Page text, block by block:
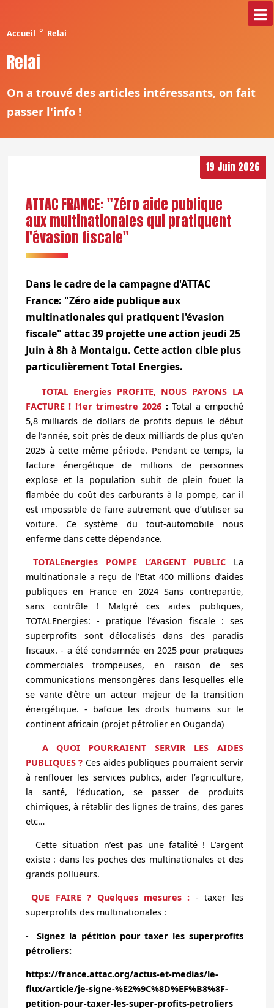
Accueil ° Relai
Relai
On a trouvé des articles intéressants, on fait
passer l'info !
19 Juin 2026
ATTAC FRANCE: "Zéro aide publique
aux multinationales qui pratiquent
l'évasion fiscale"
Dans le cadre de la campagne d'ATTAC
France: "Zéro aide publique aux
multinationales qui pratiquent l'évasion
fiscale" attac 39 projette une action jeudi 25
Juin à 8h à Montaigu. Cette action cible plus
particulièrement Total Energies.
TOTAL Energies PROFITE, NOUS PAYONS LA
FACTURE ! !1er trimestre 2026 : Total a empoché
5,8 milliards de dollars de profits depuis le début
de l’année, soit près de deux milliards de plus qu’en
2025 à cette même période. Pendant ce temps, la
facture énergétique de millions de personnes
explose et la population subit de plein fouet la
flambée du coût des carburants à la pompe, car il
est impossible de faire autrement que d’utiliser sa
voiture. Ce système du tout-automobile nous
enferme dans cette dépendance.
TOTALEnergies POMPE L’ARGENT PUBLIC La
multinationale a reçu de l’Etat 400 millions d’aides
publiques en France en 2024 Sans contrepartie,
sans contrôle ! Malgré ces aides publiques,
TOTALEnergies: - pratique l’évasion fiscale : ses
superprofits sont délocalisés dans des paradis
fiscaux. - a été condamnée en 2025 pour pratiques
commerciales trompeuses, en raison de ses
communications mensongères dans lesquelles elle
se vante d’être un acteur majeur de la transition
énergétique. - bafoue les droits humains sur le
continent africain (projet pétrolier en Ouganda)
A QUOI POURRAIENT SERVIR LES AIDES
PUBLIQUES ? Ces aides publiques pourraient servir
à renflouer les services publics, aider l’agriculture,
la santé, l’éducation, se passer de produits
chimiques, à rétablir des lignes de trains, des gares
etc…
Cette situation n’est pas une fatalité ! L’argent
existe : dans les poches des multinationales et des
grands pollueurs.
QUE FAIRE ? Quelques mesures : - taxer les
superprofits des multinationales :
-Signez la pétition pour taxer les superprofits
pétroliers:
https://france.attac.org/actus-et-medias/le-
flux/article/je-signe-%E2%9C%8D%EF%B8%8F-
petition-pour-taxer-les-super-profits-petroliers